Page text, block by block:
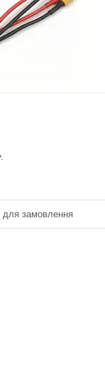
для замовлення